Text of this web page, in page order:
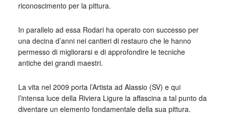
riconoscimento per la pittura.
In parallelo ad essa Rodari ha operato con successo per
una decina d’anni nei cantieri di restauro che le hanno
permesso di migliorarsi e di approfondire le tecniche
antiche dei grandi maestri.
La vita nel 2009 porta l’Artista ad Alassio (SV) e qui
l’intensa luce della Riviera Ligure la affascina a tal punto da
diventare un elemento fondamentale della sua pittura.